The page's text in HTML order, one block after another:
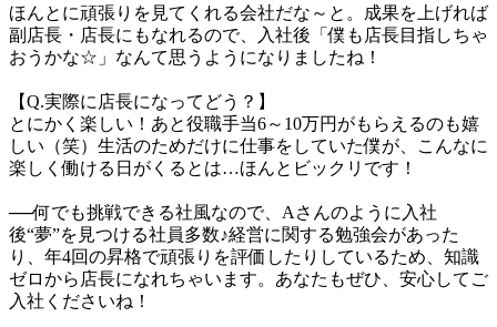
ほんとに頑張りを見てくれる会社だな～と。成果を上げれば
副店長・店長にもなれるので、入社後「僕も店長目指しちゃ
おうかな☆」なんて思うようになりましたね！
【Q.実際に店長になってどう？】
とにかく楽しい！あと役職手当6～10万円がもらえるのも嬉
しい（笑）生活のためだけに仕事をしていた僕が、こんなに
楽しく働ける日がくるとは…ほんとビックリです！
──何でも挑戦できる社風なので、Aさんのように入社
後“夢”を見つける社員多数♪経営に関する勉強会があった
り、年4回の昇格で頑張りを評価したりしているため、知識
ゼロから店長になれちゃいます。あなたもぜひ、安心してご
入社くださいね！